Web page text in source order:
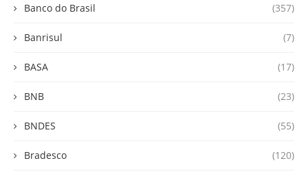
Banco do Brasil (357)
Banrisul (7)
BASA (17)
BNB (23)
BNDES (55)
Bradesco (120)